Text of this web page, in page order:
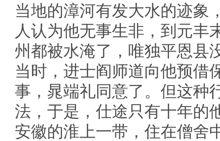
当地的漳河有发大水的迹象
人认为他无事生非，到元丰
州都被水淹了，唯独平恩县
当时，进士阎师道向他预借
事，晁端礼同意了。但这种
法，于是，仕途只有十年的
安徽的淮上一带，住在僧舍